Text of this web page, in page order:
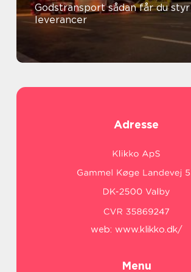
Godstransport sådan får du styr på dine
leverancer
Adresse
web: www.klikko.dk/
Menu